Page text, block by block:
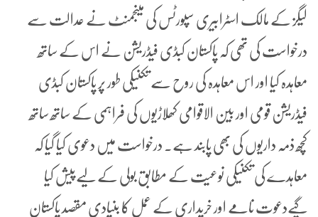
لیگز کے مالک اسٹرابیری سپورٹس کی مینجمنٹ نے عدالت سے
درخواست کی تھی کہ پاکستان کبڈی فیڈریشن نے اس کے ساتھ
معاہدہ کیا اور اس معاہدہ کی روح سے تکنیکی طور پر پاکستان کبڈی
فیڈریشن قومی اور بین الاقوامی کھلاڑیوں کی فراہمی کے ساتھ ساتھ
کچھ ذمہ داریوں کی بھی پابند ہے۔ درخواست میں دعوی کیا گیا کہ
معاہدے کی تکنیکی نوعیت کے مطابق بولی کے لیےپیش کیا
گیےدعوت نامے اور خریداری کے عمل کا بنیادی مقصد پاکستان